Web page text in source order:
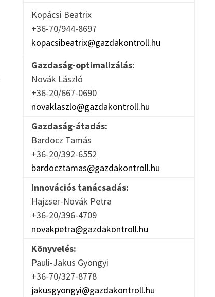
Kopácsi Beatrix
+36-70/944-8697
kopacsibeatrix@gazdakontroll.hu
Gazdaság-optimalizálás:
Novák László
+36-20/667-0690
novaklaszlo@gazdakontroll.hu
Gazdaság-átadás:
Bardocz Tamás
+36-20/392-6552
bardocztamas@gazdakontroll.hu
Innovációs tanácsadás:
Hajzser-Novák Petra
+36-20/396-4709
novakpetra@gazdakontroll.hu
Könyvelés:
Pauli-Jakus Gyöngyi
+36-70/327-8778
jakusgyongyi@gazdakontroll.hu